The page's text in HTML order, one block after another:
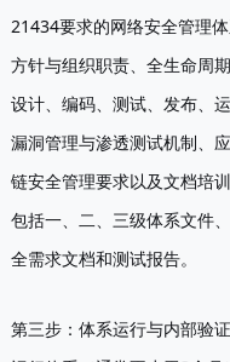
21434要求的网络安全管理
方针与组织职责、全生命周
设计、编码、测试、发布、运
漏洞管理与渗透测试机制、
链安全管理要求以及文档培
包括一、二、三级体系文件
全需求文档和测试报告。
第三步：体系运行与内部验证